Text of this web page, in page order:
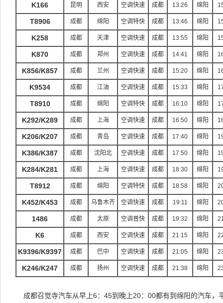
K166 昆明 西安 空调快速 成都 13:26 绵阳
T8906 成都 绵阳 空调特快 成都 13:46 绵阳
K258 成都 天津 空调快速 成都 13:55 绵阳
K870 成都 郑州 空调快速 成都 14:41 绵阳
K856/K857 成都 兰州 空调快速 成都 15:20 绵阳
K9534 成都 江油 空调快速 成都 15:33 绵阳
T8910 成都 绵阳 空调特快 成都 16:10 绵阳
K292/K289 成都 上海 空调快速 成都 16:50 绵阳
K206/K207 成都 青岛 空调快速 成都 17:40 绵阳
K386/K387 成都 沈阳北 空调快速 成都 17:50 绵阳
K284/K281 成都 上海 空调快速 成都 18:30 绵阳
T8912 成都 绵阳 空调特快 成都 18:58 绵阳
K452/K453 成都 乌鲁木齐 空调快速 成都 19:11 绵阳
1486 成都 太原 空调普快 成都 19:32 绵阳
K6 成都 西安 空调快速 成都 21:15 绵阳
K9396/K9397 成都 巴中 空调快速 成都 21:05 绵阳
K246/K247 成都 扬州 空调快速 成都 21:38 绵阳
成都召觉寺汽车从早上6： 45到晚上20： 00都有到绵阳的汽车，